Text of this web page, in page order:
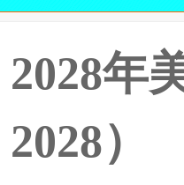
2028年
2028）